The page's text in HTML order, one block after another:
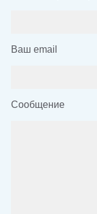
Ваш email
Сообщение